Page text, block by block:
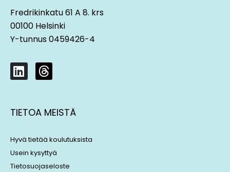
Fredrikinkatu 61 A 8. krs
00100 Helsinki
Y-tunnus 0459426-4
L
i
k
e
i
n
T
h
e
a
s
TIETOA MEISTÄ
Hyvä tietää koulutuksista
Usein kysyttyä
Tietosuojaseloste